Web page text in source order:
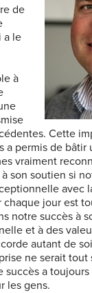
de
a le
à
Cette
a permis de bâtir
vraiment
son soutien si
avec
jour est
notre succès à
et à des
autant de
ne serait tout
succès a
les gens.